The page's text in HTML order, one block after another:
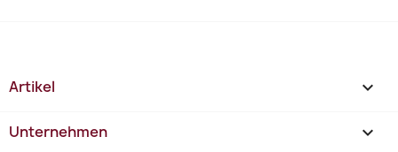
Artikel 
Unternehmen 